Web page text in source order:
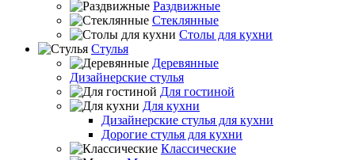
Раздвижные
Стеклянные
Столы для кухни
Стулья
Деревянные
Дизайнерские стулья
Для гостиной
Для кухни
Дизайнерские стулья для кухни
Дорогие стулья для кухни
Классические